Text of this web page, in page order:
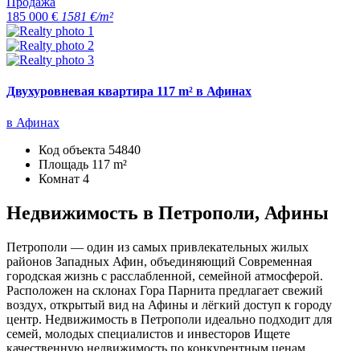
185 000 € 1581 €/m²
Двухуровневая квартира 117 m² в Афинах
в Афинах
Код объекта 54840
Площадь 117 m²
Комнат 4
Недвижимость в Петрополи, Афины
Петрополи — один из самых привлекательных жилых
районов Западных Афин, объединяющий Современная
городская жизнь с расслабленной, семейной атмосферой.
Расположен на склонах Гора Парнита предлагает свежий
воздух, открытый вид на Афины и лёгкий доступ к городу
центр. Недвижимость в Петрополи идеально подходит для
семей, молодых специалистов и инвесторов Ищете